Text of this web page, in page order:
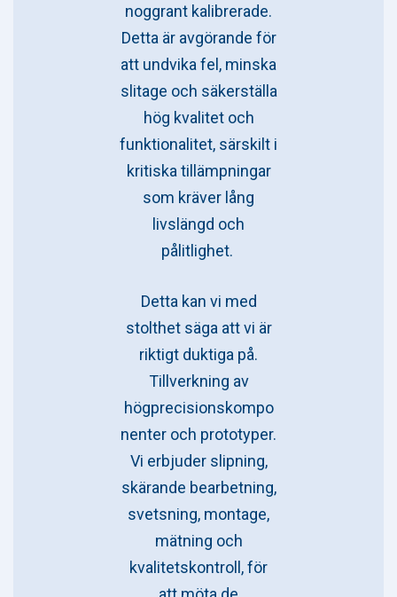
noggrant kalibrerade.
Detta är avgörande för
att undvika fel, minska
slitage och säkerställa
hög kvalitet och
funktionalitet, särskilt i
kritiska tillämpningar
som kräver lång
livslängd och
pålitlighet.
Detta kan vi med
stolthet säga att vi är
riktigt duktiga på.
Tillverkning av
högprecisionskompo
nenter och prototyper.
Vi erbjuder slipning,
skärande bearbetning,
svetsning, montage,
mätning och
kvalitetskontroll, för